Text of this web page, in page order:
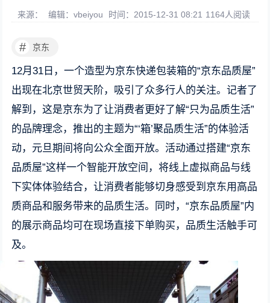
来源： 编辑：vbeiyou 时间：2015-12-31 08:21 1164人阅读
# 京东
12月31日，一个造型为京东快递包装箱的“京东品质屋”
出现在北京世贸天阶，吸引了众多行人的关注。记者了
解到，这是京东为了让消费者更好了解“只为品质生活”
的品牌理念，推出的主题为“‘箱’聚品质生活”的体验活
动，元旦期间将向公众全面开放。活动通过搭建“京东
品质屋”这样一个智能开放空间，将线上虚拟商品与线
下实体体验结合，让消费者能够切身感受到京东用高品
质商品和服务带来的品质生活。同时，“京东品质屋”内
的展示商品均可在现场直接下单购买，品质生活触手可
及。